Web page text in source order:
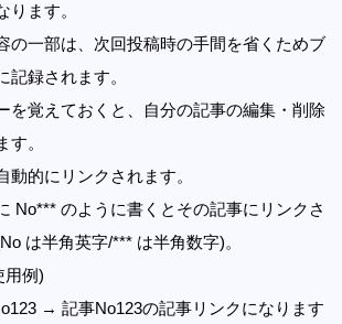
ります。
の一部は、次回投稿時の手間を省くためブ
記録されます。
を覚えておくと、自分の記事の編集・削除
す。
動的にリンクされます。
No*** のように書くとその記事にリンクさ
は半角英字/*** は半角数字)。
用例)
→ 記事No123の記事リンクになります